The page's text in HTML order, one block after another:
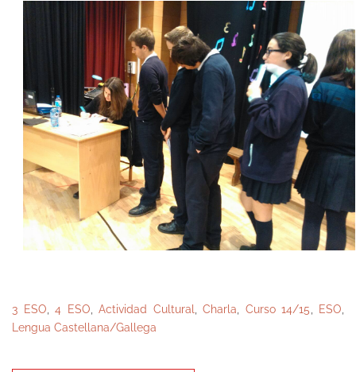
3 ESO ,4 ESO ,Actividad Cultural ,Charla Curso 14/15 ESO
Lengua Castellana/Gallega